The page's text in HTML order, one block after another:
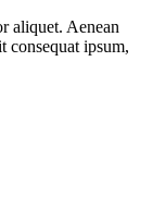
aliquet. Aenean
consequat ipsum,